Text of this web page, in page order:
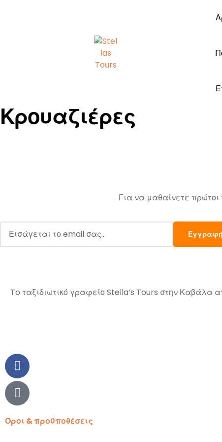
Κρουαζιέρες
Για να μαθαίνετε
To ταξιδιωτικό γραφείο Stella’s Tours στην
Όροι & προϋποθέσεις